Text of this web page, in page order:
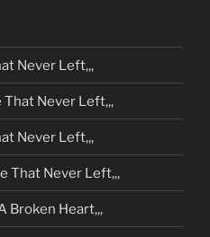
Never Left,,,
That Never Left,,,
Never Left,,,
That Never Left,,,
Broken Heart,,,